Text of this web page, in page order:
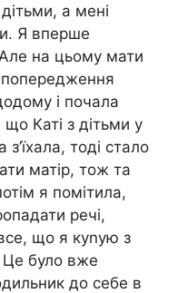
а мені
Я вперше
Але на цьому мати
попередження
і почала
Каті з дітьми у
тоді стало
матір, тож та
я помітила,
речі,
що я куnую з
Це було вже
до себе в